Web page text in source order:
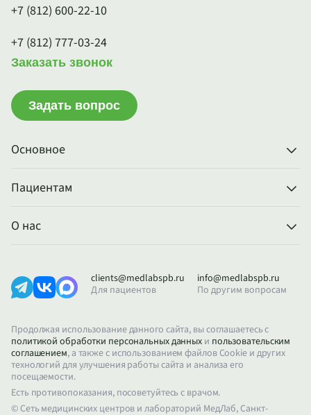
Основное
Пациентам
О нас
+7 (812) 600-22-10
+7 (812) 777-03-24
Заказать звонок
Задать вопрос
Продолжая использование данного сайта, вы соглашаетесь с
политикой обработки персональных данных и пользовательским
соглашением, а также с использованием файлов Cookie и других
технологий для улучшения работы сайта и анализа его
посещаемости.
Есть противопоказания, посоветуйтесь с врачом.
© Сеть медицинских центров и лабораторий МедЛаб, Санкт-
clients@medlabspb.ru
Для пациентов
info@medlabspb.ru
По другим вопросам